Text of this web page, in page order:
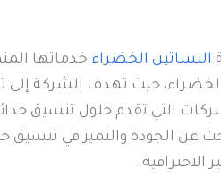
البساتين الخضراء خدماتها
حيث تهدف الشركة إلى
التي تقدم حلول تنسيق
عن الجودة والتميز في تنسيق
الاحترافية.